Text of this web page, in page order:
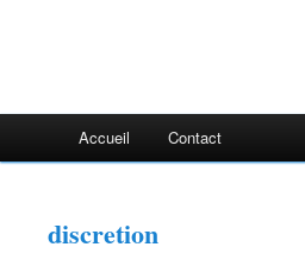
Accueil Contact
discretion